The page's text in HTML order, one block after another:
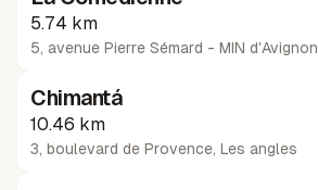
5.74 km
5, avenue Pierre Sémard - MIN d'Avignon
Chimantá
10.46 km
3, boulevard de Provence, Les angles